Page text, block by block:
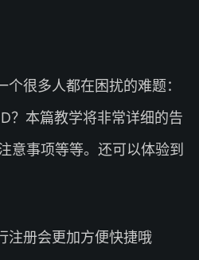
很多人都在困扰的难题：
？本篇教学将非常详细的告
意事项等等。还可以体验到
注册会更加方便快捷哦